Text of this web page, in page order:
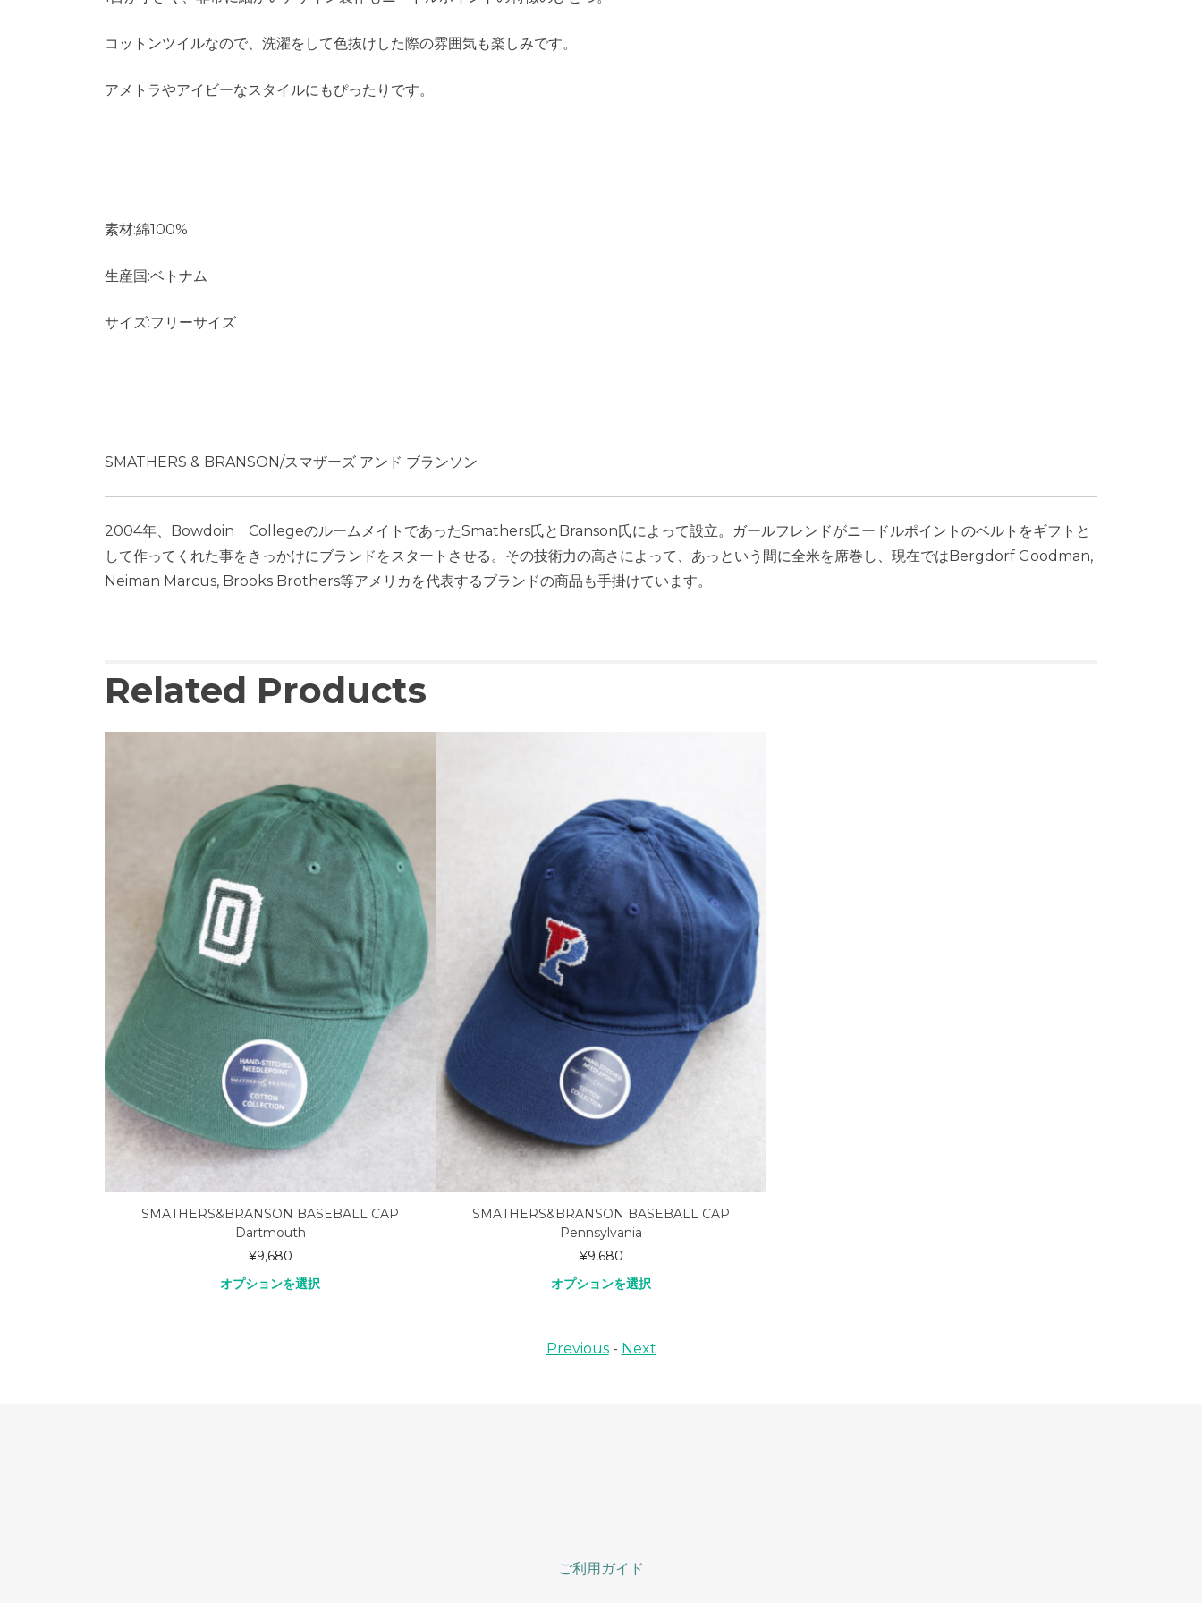
コットンツイルなので、洗濯をして色抜けした際の雰囲気も楽しみです。
アメトラやアイビーなスタイルにもぴったりです。
素材:綿100%
生産国:ベトナム
サイズ:フリーサイズ
SMATHERS & BRANSON/スマザーズ アンド ブランソン
2004年、Bowdoin CollegeのルームメイトであったSmathers氏とBranson氏によって設立。ガールフレンドがニードルポイントのベルトをギフトと
して作ってくれた事をきっかけにブランドをスタートさせる。その技術力の高さによって、あっという間に全米を席巻し、現在ではBergdorf Goodman,
Neiman Marcus, Brooks Brothers等アメリカを代表するブランドの商品も手掛けています。
Related Products
SMATHERS&BRANSON BASEBALL CAP
Dartmouth
¥9,680
オプションを選択
SMATHERS&BRANSON BASEBALL CAP
Pennsylvania
¥9,680
オプションを選択
Previous- Next
ご利用ガイド